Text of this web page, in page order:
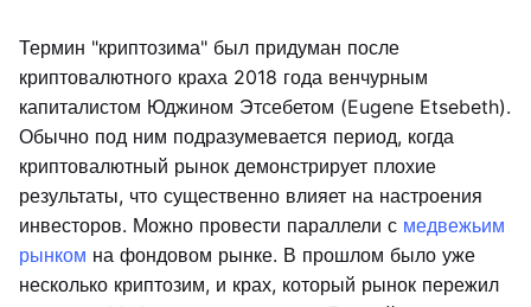
Термин "криптозима" был придуман после
криптовалютного краха 2018 года венчурным
капиталистом Юджином Этсебетом (Eugene Etsebeth).
Обычно под ним подразумевается период, когда
криптовалютный рынок демонстрирует плохие
результаты, что существенно влияет на настроения
инвесторов. Можно провести параллели с медвежьим
рынком на фондовом рынке. В прошлом было уже
несколько криптозим, и крах, который рынок пережил